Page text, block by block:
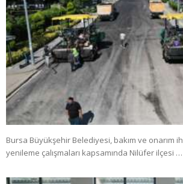
Bursa Büyükşehir Belediyesi, bakım ve onarım
yenileme çalışmaları kapsamında Nilüfer ilçesi …